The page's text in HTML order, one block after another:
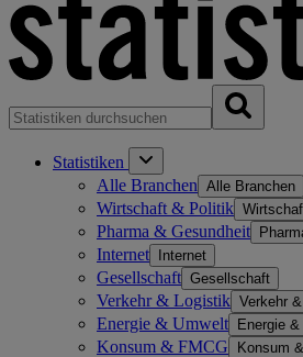
Statistiken
Alle Branchen Alle Branchen
Wirtschaft & Politik
Pharma & Gesundheit
Internet Internet
Gesellschaft Gesellschaft
Verkehr & Logistik Verkehr
Energie & Umwelt Energie
Konsum & FMCG Konsum